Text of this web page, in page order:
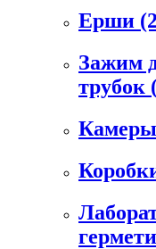
Ерши
Зажим
трубок
Камеры